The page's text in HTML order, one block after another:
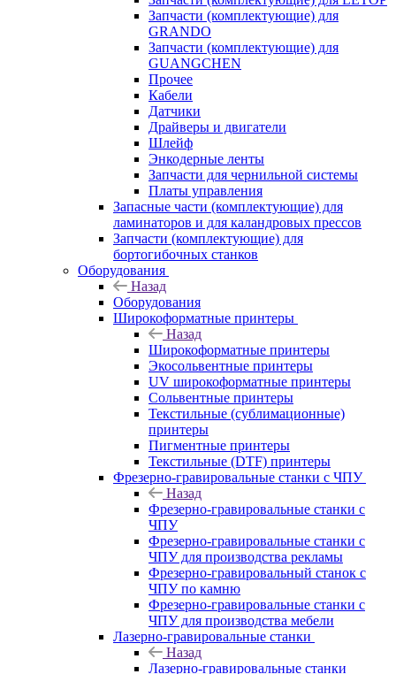
Запчасти (комплектующие) для
GRANDO
Запчасти (комплектующие) для
GUANGCHEN
Прочее
Кабели
Датчики
Драйверы и двигатели
Шлейф
Энкодерные ленты
Запчасти для чернильной системы
Платы управления
Запасные части (комплектующие) для
ламинаторов и для каландровых прессов
Запчасти (комплектующие) для
бортогибочных станков
Оборудования
Назад
Оборудования
Широкоформатные принтеры
Назад
Широкоформатные принтеры
Экосольвентные принтеры
UV широкоформатные принтеры
Сольвентные принтеры
Текстильные (сублимационные)
принтеры
Пигментные принтеры
Текстильные (DTF) принтеры
Фрезерно-гравировальные станки с ЧПУ
Назад
Фрезерно-гравировальные станки с
ЧПУ
Фрезерно-гравировальные станки с
ЧПУ для производства рекламы
Фрезерно-гравировальный станок с
ЧПУ по камню
Фрезерно-гравировальные станки с
ЧПУ для производства мебели
Лазерно-гравировальные станки
Назад
Лазерно-гравировальные станки